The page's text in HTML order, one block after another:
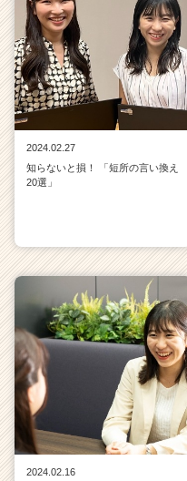
2024.02.27
知らないと損！ 「短所の言い換え
20選」
2024.02.16